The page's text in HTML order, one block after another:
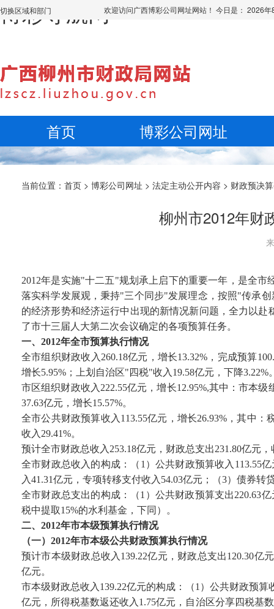
博彩导航网
切换区域和部门 欢迎访问广西博彩公司网址网站！ 今日是： 2026
首页 博彩公司网址
当前位置： 首页 > 博彩公司网址 > 法定主动公开内容 > 财政预决
柳州市2012年财
2012年是实施"十二五"规划承上启下的重要一年，是全
落实科学发展观，秉持"三个同步"发展理念，按照"传承
的经济形势和经济运行中出现的新情况新问题，全力以
了市十三届人大第二次会议确定的各项预算任务。
一、2012年全市预算执行情况
全市组织财政收入260.18亿元，增长13.32%，完成预算
增长5.95%；上划自治区"四税"收入19.58亿元，下降3.22%
市区组织财政收入222.55亿元，增长12.95%,其中：市本
37.63亿元，增长15.57%。
全市公共财政预算收入113.55亿元，增长26.93%，其中
收入29.41%。
预计全市财政总收入253.18亿元，财政总支出231.80亿元
全市财政总收入的构成：（1）公共财政预算收入113.55
入41.31亿元，专项转移支付收入54.03亿元；（3）债券
全市财政总支出的构成：（1）公共财政预算支出220.63
税中提取15%的水利基金，下同）。
二、2012年市本级预算执行情况
（一）2012年市本级公共财政预算执行情况
预计市本级财政总收入139.22亿元，财政总支出120.30亿
亿元。
市本级财政总收入139.22亿元的构成：（1）公共财政预
亿元，所得税基数返还收入1.75亿元，自治区分享四税基